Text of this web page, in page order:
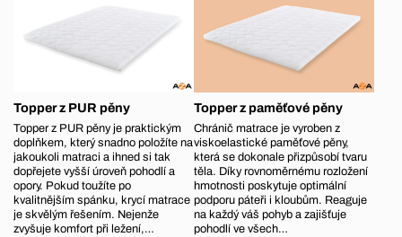
Topper z PUR pěny
Topper z PUR pěny je praktickým
doplňkem, který snadno položíte na
jakoukoli matraci a ihned si tak
dopřejete vyšší úroveň pohodlí a
opory. Pokud toužíte po
kvalitnějším spánku, krycí matrace
je skvělým řešením. Nejenže
zvyšuje komfort při ležení,…
Topper z paměťové pěny
Chránič matrace je vyroben z
viskoelastické paměťové pěny,
která se dokonale přizpůsobí tvaru
těla. Díky rovnoměrnému rozložení
hmotnosti poskytuje optimální
podporu páteři i kloubům. Reaguje
na každý váš pohyb a zajišťuje
pohodlí ve všech…